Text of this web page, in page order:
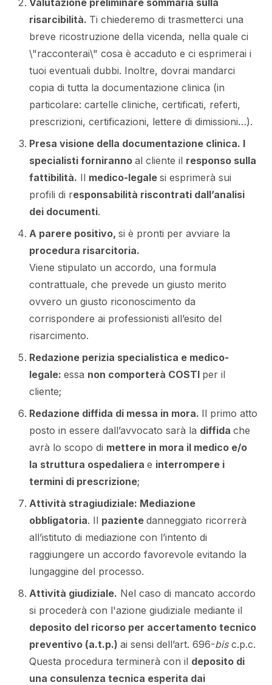
Valutazione preliminare sommaria sulla
risarcibilità. Ti chiederemo di trasmetterci una
breve ricostruzione della vicenda, nella quale ci
\"racconterai\" cosa è accaduto e ci esprimerai i
tuoi eventuali dubbi. Inoltre, dovrai mandarci
copia di tutta la documentazione clinica (in
particolare: cartelle cliniche, certificati, referti,
prescrizioni, certificazioni, lettere di dimissioni…).
Presa visione della documentazione clinica. I
specialisti forniranno al cliente il responso sulla
fattibilità. Il medico-legale si esprimerà sui
profili di responsabilità riscontrati dall’analisi
dei documenti.
A parere positivo, si è pronti per avviare la
procedura risarcitoria.
Viene stipulato un accordo, una formula
contrattuale, che prevede un giusto merito
ovvero un giusto riconoscimento da
corrispondere ai professionisti all’esito del
risarcimento.
Redazione perizia specialistica e medico-
legale: essa non comporterà COSTI per il
cliente;
Redazione diffida di messa in mora. Il primo atto
posto in essere dall’avvocato sarà la diffida che
avrà lo scopo di mettere in mora il medico e/o
la struttura ospedaliera e interrompere i
termini di prescrizione;
Attività stragiudiziale: Mediazione
obbligatoria. Il paziente danneggiato ricorrerà
all’istituto di mediazione con l’intento di
raggiungere un accordo favorevole evitando la
lungaggine del processo.
Attività giudiziale. Nel caso di mancato accordo
si procederà con l'azione giudiziale mediante il
deposito del ricorso per accertamento tecnico
preventivo (a.t.p.) ai sensi dell’art. 696-bis c.p.c.
Questa procedura terminerà con il deposito di
una consulenza tecnica esperita dai